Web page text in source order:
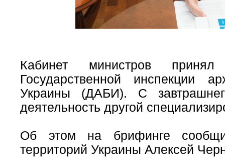
Кабинет министров
Государственной инспекции
Украины (ДАБИ). С
деятельность другой
Об этом на брифинге
территорий Украины Алексей